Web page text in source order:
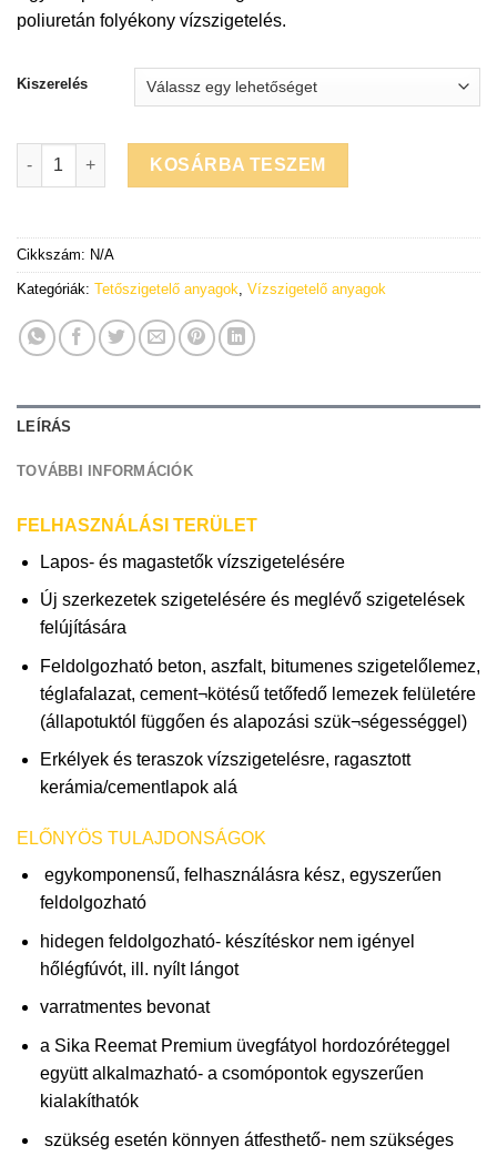
poliuretán folyékony vízszigetelés.
Kiszerelés
Sikalastic-614 RAL 7045 színű kenhető szigetelés mennyiség
KOSÁRBA TESZEM
Cikkszám: N/A
Kategóriák: Tetőszigetelő anyagok Vízszigetelő anyagok
LEÍRÁS
TOVÁBBI INFORMÁCIÓK
FELHASZNÁLÁSI TERÜLET
Lapos- és magastetők vízszigetelésére
Új szerkezetek szigetelésére és meglévő szigetelések
felújítására
Feldolgozható beton, aszfalt, bitumenes szigetelőlemez,
téglafalazat, cement¬kötésű tetőfedő lemezek felületére
(állapotuktól függően és alapozási szük¬ségességgel)
Erkélyek és teraszok vízszigetelésre, ragasztott
kerámia/cementlapok alá
ELŐNYÖS TULAJDONSÁGOK
egykomponensű, felhasználásra kész, egyszerűen
feldolgozható
hidegen feldolgozható- készítéskor nem igényel
hőlégfúvót, ill. nyílt lángot
varratmentes bevonat
a Sika Reemat Premium üvegfátyol hordozóréteggel
együtt alkalmazható- a csomópontok egyszerűen
kialakíthatók
szükség esetén könnyen átfesthető- nem szükséges